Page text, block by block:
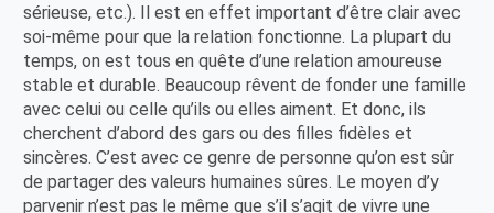
sérieuse, etc.). Il est en effet important d’être clair avec
soi-même pour que la relation fonctionne. La plupart du
temps, on est tous en quête d’une relation amoureuse
stable et durable. Beaucoup rêvent de fonder une famille
avec celui ou celle qu’ils ou elles aiment. Et donc, ils
cherchent d’abord des gars ou des filles fidèles et
sincères. C’est avec ce genre de personne qu’on est sûr
de partager des valeurs humaines sûres. Le moyen d’y
parvenir n’est pas le même que s’il s’agit de vivre une